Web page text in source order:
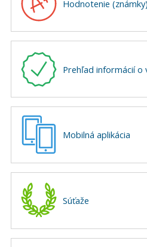
Hodnotenie
Prehľad informácií o
Mobilná aplikácia
Súťaže